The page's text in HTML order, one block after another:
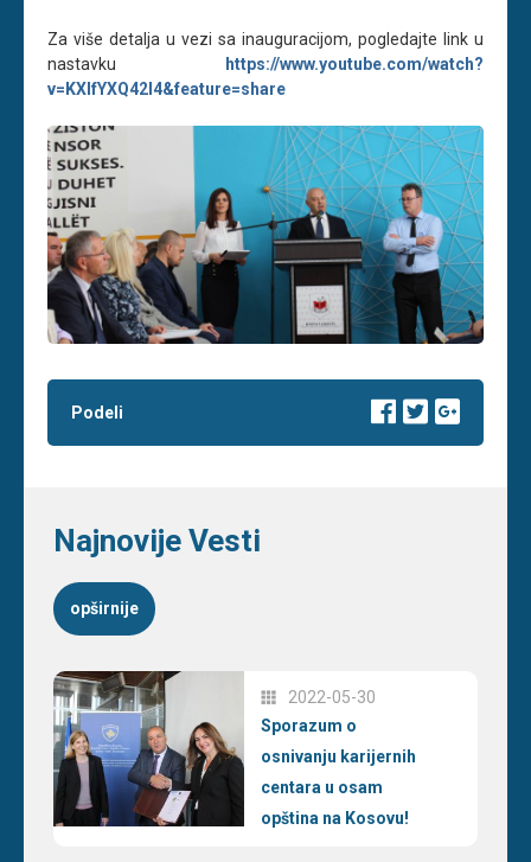
Za više detalja u vezi sa inauguracijom, pogledajte link u
nastavku
https://www.youtube.com/watch?
v=KXlfYXQ42I4&feature=share
Podeli
Najnovije Vesti
opširnije
2022-05-30
Sporazum o
osnivanju karijernih
centara u osam
opština na Kosovu!